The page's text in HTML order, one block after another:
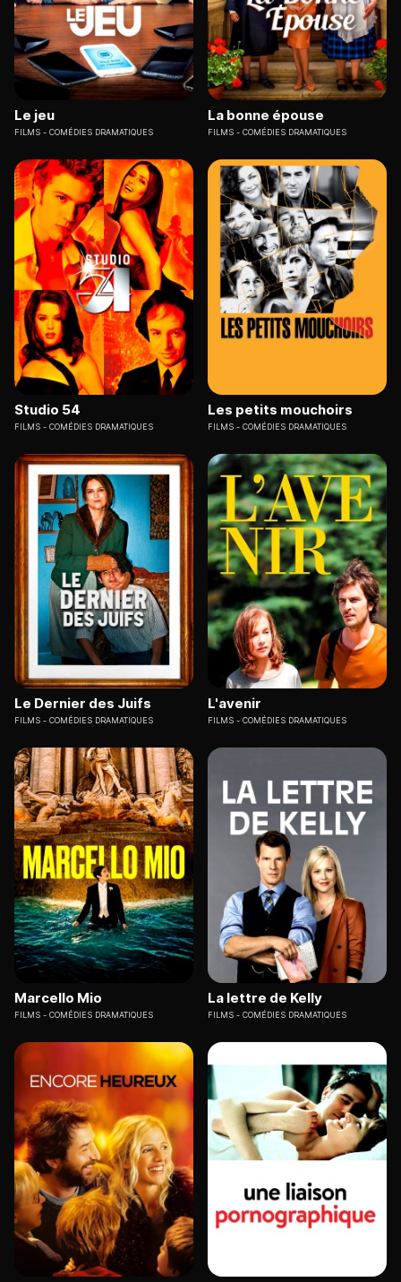
Le jeu
FILMS COMÉDIES DRAMATIQUES
La bonne épouse
FILMS COMÉDIES DRAMATIQUES
Studio 54
FILMS COMÉDIES DRAMATIQUES
Les petits mouchoirs
FILMS COMÉDIES DRAMATIQUES
Le Dernier des Juifs
FILMS COMÉDIES DRAMATIQUES
L'avenir
FILMS COMÉDIES DRAMATIQUES
Marcello Mio
FILMS COMÉDIES DRAMATIQUES
La lettre de Kelly
FILMS COMÉDIES DRAMATIQUES